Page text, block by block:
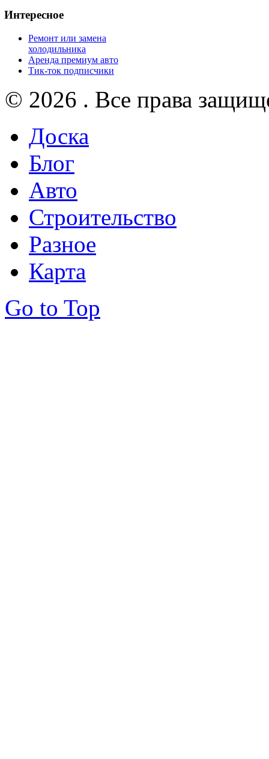
Интересное
Ремонт или замена
холодильника
Аренда премиум авто
Тик-ток подписчики
© 2026 . Все права
Доска
Блог
Авто
Строительство
Разное
Карта
Go to Top